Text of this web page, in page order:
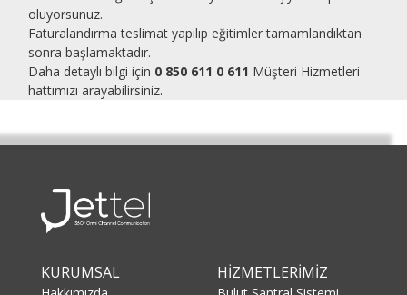
oluyorsunuz.
Faturalandırma teslimat yapılıp eğitimler tamamlandıktan
sonra başlamaktadır.
Daha detaylı bilgi için 0 850 611 0 611 Müşteri Hizmetleri
hattımızı arayabilirsiniz.
KURUMSAL HİZMETLERİMİZ